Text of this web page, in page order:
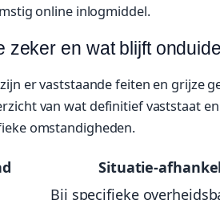
online inlogmiddel.
zeker en wat blijft
er vaststaande feiten en grijze
van wat definitief vaststaat
omstandigheden.
Situatie-
Bij specifieke